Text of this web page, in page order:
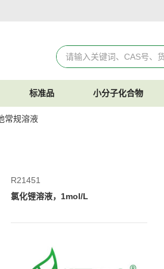
标准品 小分子化合物
常规溶液
R21451
氯化锂溶液，1mol/L